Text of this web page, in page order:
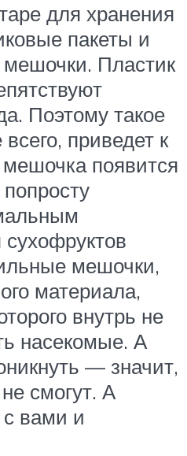
для хранения
пакеты и
Пластик
Поэтому такое
приведет к
появится
мешочки,
материала,
внутрь не
насекомые. А
— значит,
смогут. А
вами и